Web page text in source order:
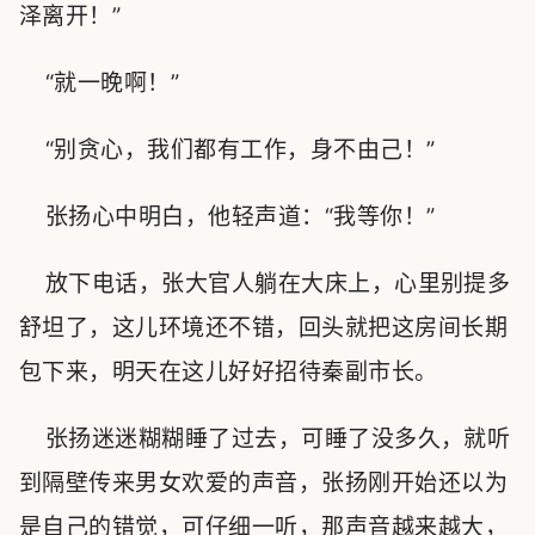
泽离开！”
“就一晚啊！”
“别贪心，我们都有工作，身不由己！”
张扬心中明白，他轻声道：“我等你！”
放下电话，张大官人躺在大床上，心里别提多
舒坦了，这儿环境还不错，回头就把这房间长期
包下来，明天在这儿好好招待秦副市长。
张扬迷迷糊糊睡了过去，可睡了没多久，就听
到隔壁传来男女欢爱的声音，张扬刚开始还以为
是自己的错觉，可仔细一听，那声音越来越大，